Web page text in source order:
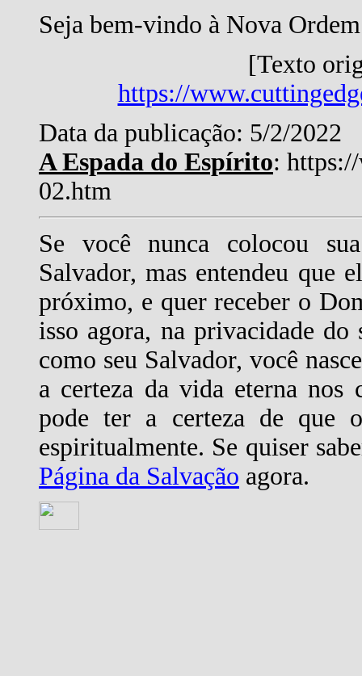
Seja bem-vindo à Nova
[Texto
https://
Data da publicação: 5/2/2022
A Espada do Espírito:
02.htm
Se você nunca colocou
Salvador, mas entendeu que
próximo, e quer receber o
isso agora, na privacidade
como seu Salvador, você
a certeza da vida eterna nos
pode ter a certeza de que
espiritualmente. Se quiser
Página da Salvação agora.